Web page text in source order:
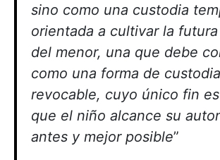
sino como una custodia
orientada a cultivar la
del menor, una que debe
como una forma de
revocable, cuyo único fin
que el niño alcance su
antes y mejor posible”